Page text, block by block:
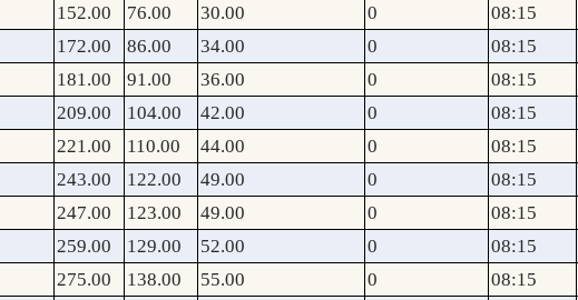
152.00 76.00 30.00 0 08:15
172.00 86.00 34.00 0 08:15
181.00 91.00 36.00 0 08:15
209.00 104.00 42.00 0 08:15
221.00 110.00 44.00 0 08:15
243.00 122.00 49.00 0 08:15
247.00 123.00 49.00 0 08:15
259.00 129.00 52.00 0 08:15
275.00 138.00 55.00 0 08:15